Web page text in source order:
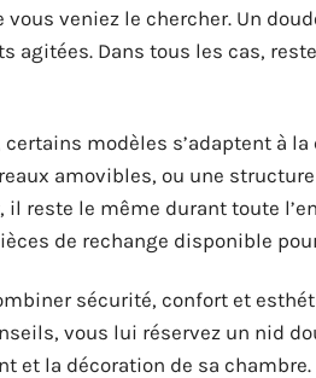
veniez le chercher. Un
Dans tous les cas,
modèles s’adaptent à la
amovibles, ou une
reste le même durant toute
de rechange disponible
sécurité, confort et
vous lui réservez un nid
et la décoration de sa chambre.